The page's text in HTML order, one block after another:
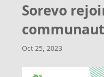
Sorevo
Oct 25, 2023